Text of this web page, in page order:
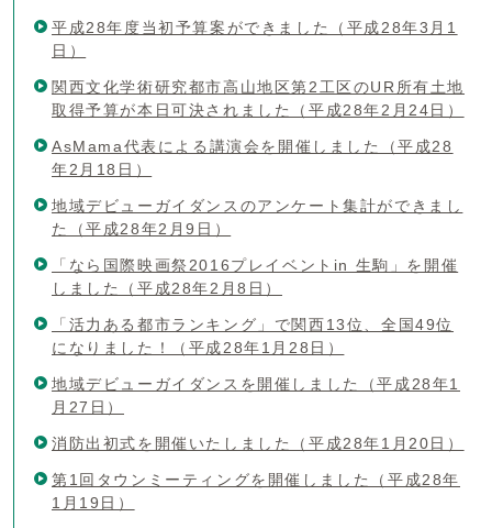
平成28年度当初予算案ができました（平成28年3月1
日）
関西文化学術研究都市高山地区第2工区のUR所有土地
取得予算が本日可決されました（平成28年2月24日）
AsMama代表による講演会を開催しました（平成28
年2月18日）
地域デビューガイダンスのアンケート集計ができまし
た（平成28年2月9日）
「なら国際映画祭2016プレイベントin 生駒」を開催
しました（平成28年2月8日）
「活力ある都市ランキング」で関西13位、全国49位
になりました！（平成28年1月28日）
地域デビューガイダンスを開催しました（平成28年1
月27日）
消防出初式を開催いたしました（平成28年1月20日）
第1回タウンミーティングを開催しました（平成28年
1月19日）